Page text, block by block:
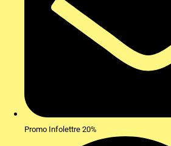
Promo Infolettre 20%